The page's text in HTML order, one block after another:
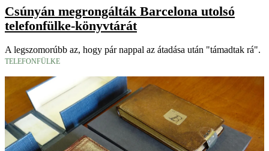
Csúnyán megrongálták Barcelona utolsó
telefonfülke-könyvtárát
A legszomorúbb az, hogy pár nappal az átadása után "támadtak rá".
TELEFONFÜLKE